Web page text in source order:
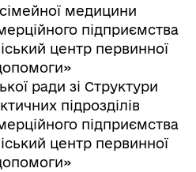
медицини
підприємства
центр первинної
ради зі Структури
підрозділів
підприємства
центр первинної